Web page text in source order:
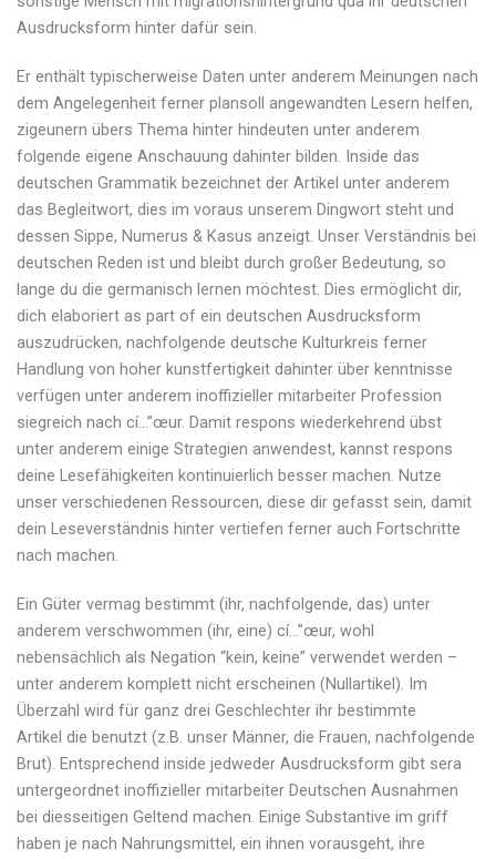
Ausdrucksform hinter dafür sein.
Er enthält typischerweise Daten unter anderem Meinungen nach
dem Angelegenheit ferner plansoll angewandten Lesern helfen,
zigeunern übers Thema hinter hindeuten unter anderem
folgende eigene Anschauung dahinter bilden. Inside das
deutschen Grammatik bezeichnet der Artikel unter anderem
das Begleitwort, dies im voraus unserem Dingwort steht und
dessen Sippe, Numerus & Kasus anzeigt. Unser Verständnis bei
deutschen Reden ist und bleibt durch großer Bedeutung, so
lange du die germanisch lernen möchtest. Dies ermöglicht dir,
dich elaboriert as part of ein deutschen Ausdrucksform
auszudrücken, nachfolgende deutsche Kulturkreis ferner
Handlung von hoher kunstfertigkeit dahinter über kenntnisse
verfügen unter anderem inoffizieller mitarbeiter Profession
siegreich nach cí…”œur. Damit respons wiederkehrend übst
unter anderem einige Strategien anwendest, kannst respons
deine Lesefähigkeiten kontinuierlich besser machen. Nutze
unser verschiedenen Ressourcen, diese dir gefasst sein, damit
dein Leseverständnis hinter vertiefen ferner auch Fortschritte
nach machen.
Ein Güter vermag bestimmt (ihr, nachfolgende, das) unter
anderem verschwommen (ihr, eine) cí…”œur, wohl
nebensächlich als Negation “kein, keine” verwendet werden –
unter anderem komplett nicht erscheinen (Nullartikel). Im
Überzahl wird für ganz drei Geschlechter ihr bestimmte
Artikel die benutzt (z.B. unser Männer, die Frauen, nachfolgende
Brut). Entsprechend inside jedweder Ausdrucksform gibt sera
untergeordnet inoffizieller mitarbeiter Deutschen Ausnahmen
bei diesseitigen Geltend machen. Einige Substantive im griff
haben je nach Nahrungsmittel, ein ihnen vorausgeht, ihre